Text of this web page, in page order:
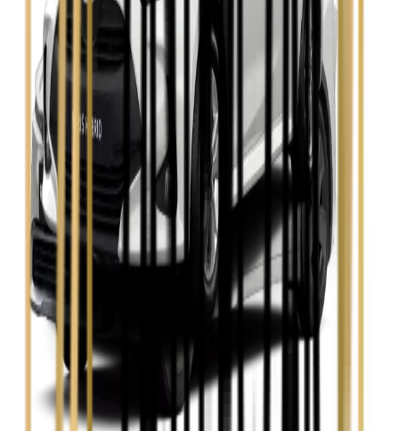
Zobacz
Skoda Kamiq
Zobacz
Skoda Octavia
Zobacz
Toyota Avensis
Zobacz
Toyota Camry
Zobacz
Toyota Corolla
Toyota Prius